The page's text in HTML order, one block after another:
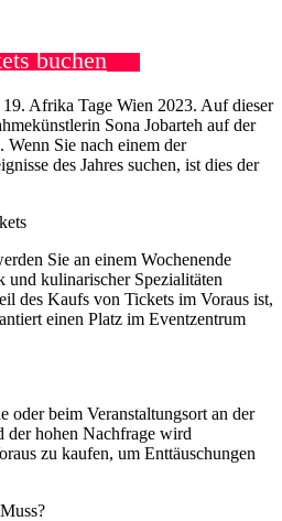
buchen
Afrika Tage Wien 2023. Auf dieser
Sona Jobarteh auf der
Sie nach einem der
des Jahres suchen, ist dies der
Sie an einem Wochenende
kulinarischer Spezialitäten
des Kaufs von Tickets im Voraus ist,
einen Platz im Eventzentrum
oder beim Veranstaltungsort an der
der hohen Nachfrage wird
zu kaufen, um Enttäuschungen